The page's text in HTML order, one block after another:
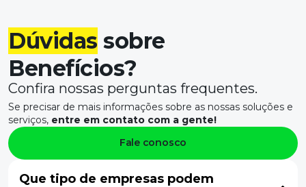
Dúvidas sobre
Benefícios?
Confira nossas perguntas frequentes.
Se precisar de mais informações sobre as nossas soluções e
serviços, entre em contato com a gente!
Fale conosco
Que tipo de empresas podem